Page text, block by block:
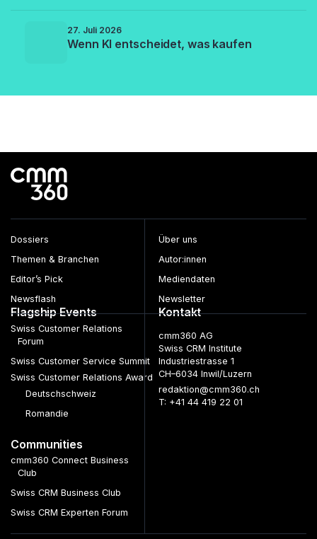
27. Juli 2026
Wenn KI entscheidet, was kaufen
Dossiers
Themen & Branchen
Editor’s Pick
Newsflash
Über uns
Autor:innen
Mediendaten
Newsletter
Flagship Events
Swiss Customer Relations
Forum
Swiss Customer Service Summit
Swiss Customer Relations Award
Deutschschweiz
Romandie
Communities
cmm360 Connect Business
Club
Swiss CRM Business Club
Swiss CRM Experten Forum
Kontakt
cmm360 AG
Swiss CRM Institute
Industriestrasse 1
CH–6034 Inwil/Luzern
redaktion@cmm360.ch
T: +41 44 419 22 01